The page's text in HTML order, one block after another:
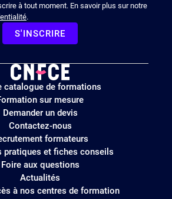
à tout moment. En savoir plus sur notre
.
S'INSCRIRE
Logo
site
catalogue de formations
sur mesure
Demander un devis
Contactez-nous
formateurs
pratiques et fiches conseils
Foire aux questions
Actualités
à nos centres de formation